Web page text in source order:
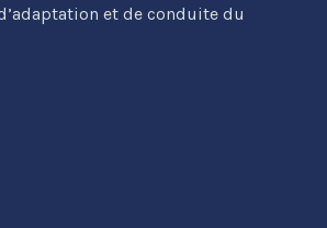
et de conduite du